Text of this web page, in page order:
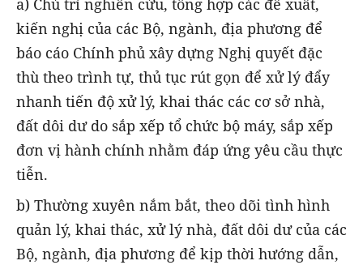
a) Chủ trì nghiên cứu, tổng hợp các đề xuất,
kiến nghị của các Bộ, ngành, địa phương để
báo cáo Chính phủ xây dựng Nghị quyết đặc
thù theo trình tự, thủ tục rút gọn để xử lý đẩy
nhanh tiến độ xử lý, khai thác các cơ sở nhà,
đất dôi dư do sắp xếp tổ chức bộ máy, sắp xếp
đơn vị hành chính nhằm đáp ứng yêu cầu thực
tiễn.
b) Thường xuyên nắm bắt, theo dõi tình hình
quản lý, khai thác, xử lý nhà, đất dôi dư của các
Bộ, ngành, địa phương để kịp thời hướng dẫn,